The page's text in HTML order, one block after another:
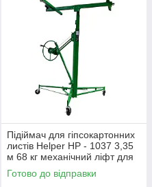
Підіймач для гіпсокартонних
листів Helper HP - 1037 3,35
м 68 кг механічний ліфт для
гіпсокартону підйомник
гіпсових панелей
Готово до відправки